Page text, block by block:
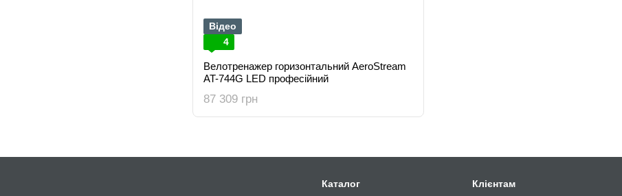
Відео
4
Велотренажер горизонтальний AeroStream
AT-744G LED професійний
87 309 грн
Каталог Клієнтам